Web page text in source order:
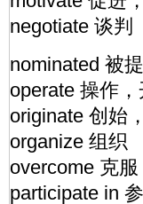
negotiate 谈判
nominated 被
operate 操作
originate 创始
organize 组织
overcome 克服
participate in